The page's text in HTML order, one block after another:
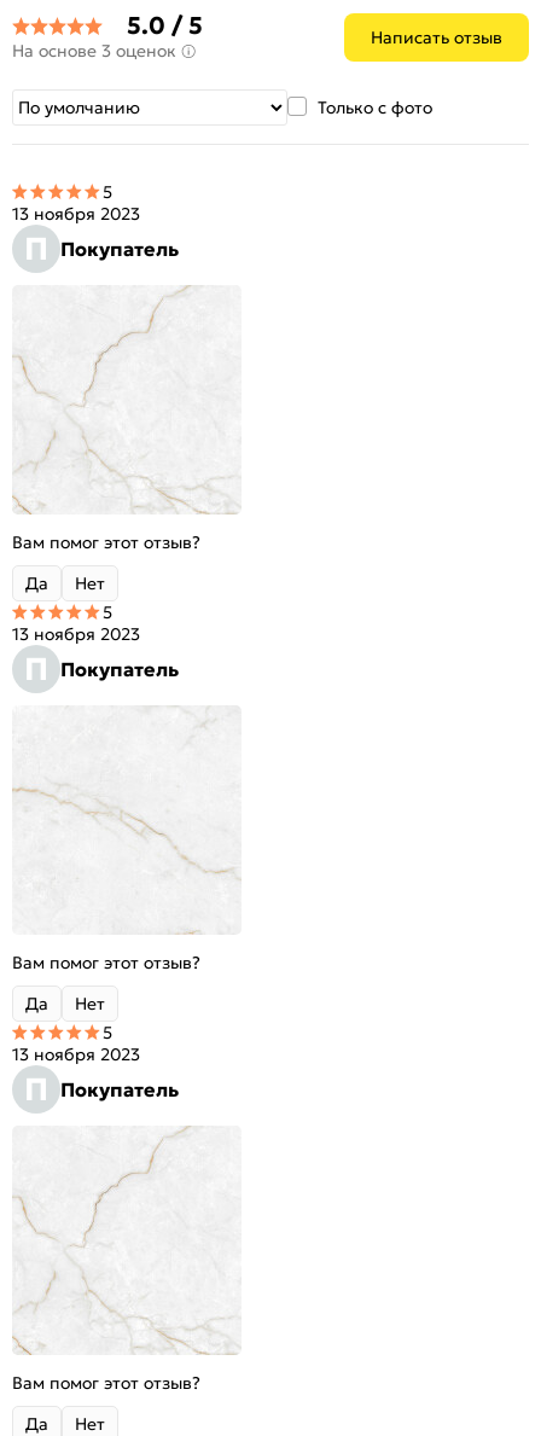
5.0 / 5
На основе 3 оценок
Написать отзыв
Только с фото
П Покупатель
13 ноября 2023
5
Вам помог этот отзыв?
Да
Нет
П Покупатель
13 ноября 2023
5
Вам помог этот отзыв?
Да
Нет
П Покупатель
13 ноября 2023
5
Вам помог этот отзыв?
Да
Нет